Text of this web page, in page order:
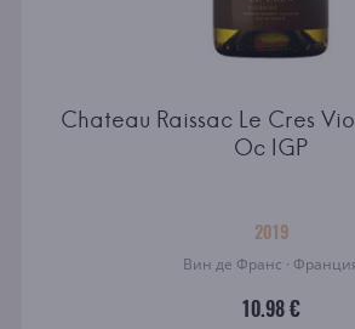
Chateau Raissac Le Cres
Oc IGP
2019
Вин де Франс ·
10.98 €